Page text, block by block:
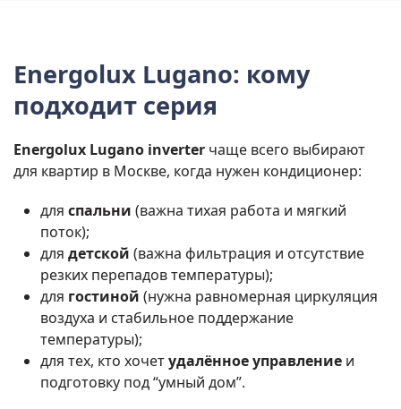
Energolux Lugano: кому
подходит серия
Energolux Lugano inverter чаще всего выбирают
для квартир в Москве, когда нужен кондиционер:
для спальни (важна тихая работа и мягкий
поток);
для детской (важна фильтрация и отсутствие
резких перепадов температуры);
для гостиной (нужна равномерная циркуляция
воздуха и стабильное поддержание
температуры);
для тех, кто хочетудалённое управление и
подготовку под “умный дом”.